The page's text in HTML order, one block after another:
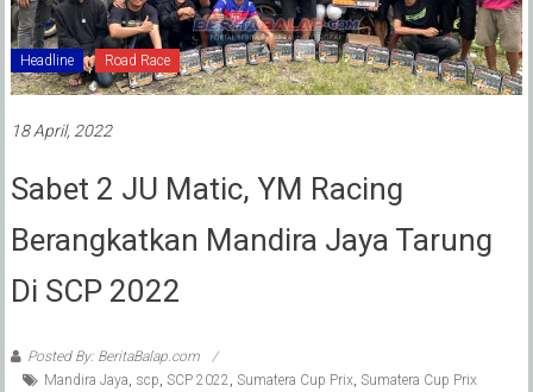
Headline Road Race
18 April, 2022
Sabet 2 JU Matic, YM Racing
Berangkatkan Mandira Jaya Tarung
Di SCP 2022
Posted By: BeritaBalap.com
Mandira Jaya, scp, SCP 2022, Sumatera Cup Prix, Sumatera Cup Prix